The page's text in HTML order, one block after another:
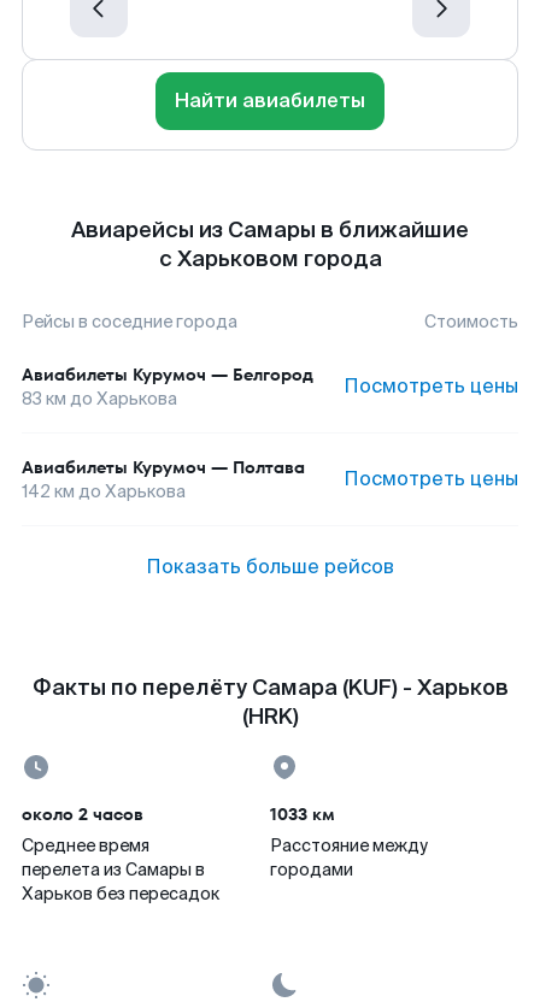
Найти авиабилеты
Авиарейсы из Самары в ближайшие
с Харьковом города
Рейсы в соседние города Стоимость
Авиабилеты Курумоч — Белгород
83 км до Харькова Посмотреть цены
Авиабилеты Курумоч — Полтава
142 км до Харькова Посмотреть цены
Показать больше рейсов
Факты по перелёту Самара (KUF) - Харьков
(HRK)
около 2 часов
Среднее время
перелета из Самары в
Харьков без пересадок
1033 км
Расстояние между
городами